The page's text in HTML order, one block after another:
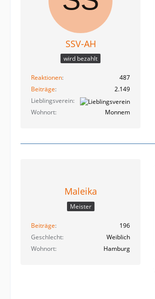
SSV-AH
wird bezahlt
Reaktionen
487
Beiträge
2.149
Lieblingsverein
Wohnort
Monnem
Maleika
Meister
Beiträge
196
Geschlecht
Weiblich
Wohnort
Hamburg